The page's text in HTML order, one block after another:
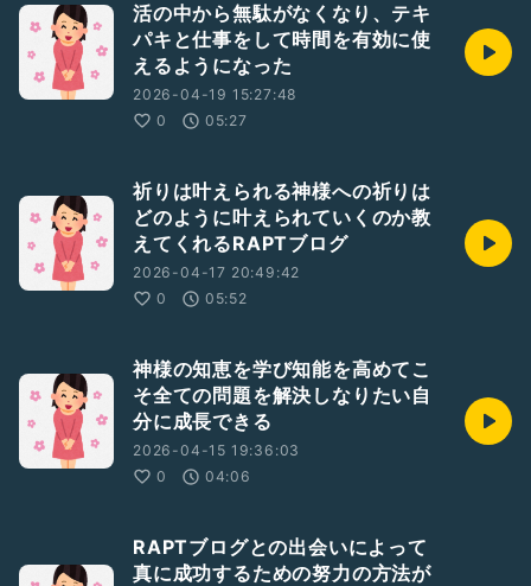
活の中から無駄がなくなり、テキ
パキと仕事をして時間を有効に使
えるようになった
2026-04-19 15:27:48
0
05:27
祈りは叶えられる神様への祈りは
どのように叶えられていくのか教
えてくれるRAPTブログ
2026-04-17 20:49:42
0
05:52
神様の知恵を学び知能を高めてこ
そ全ての問題を解決しなりたい自
分に成長できる
2026-04-15 19:36:03
0
04:06
RAPTブログとの出会いによって
真に成功するための努力の方法が